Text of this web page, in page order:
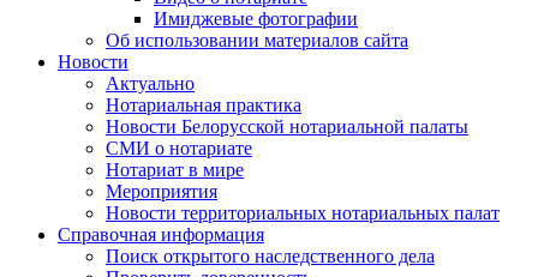
Имиджевые фотографии
Об использовании материалов сайта
Новости
Актуально
Нотариальная практика
Новости Белорусской нотариальной палаты
СМИ о нотариате
Нотариат в мире
Мероприятия
Новости территориальных нотариальных палат
Справочная информация
Поиск открытого наследственного дела